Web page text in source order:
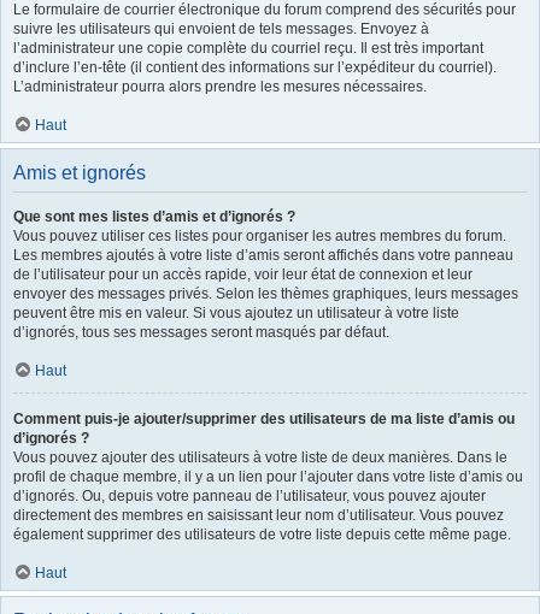
Le formulaire de courrier électronique du forum comprend des sécurités pour
suivre les utilisateurs qui envoient de tels messages. Envoyez à
l’administrateur une copie complète du courriel reçu. Il est très important
d’inclure l’en-tête (il contient des informations sur l’expéditeur du courriel).
L’administrateur pourra alors prendre les mesures nécessaires.
Haut
Amis et ignorés
Que sont mes listes d’amis et d’ignorés ?
Vous pouvez utiliser ces listes pour organiser les autres membres du forum.
Les membres ajoutés à votre liste d’amis seront affichés dans votre panneau
de l’utilisateur pour un accès rapide, voir leur état de connexion et leur
envoyer des messages privés. Selon les thèmes graphiques, leurs messages
peuvent être mis en valeur. Si vous ajoutez un utilisateur à votre liste
d’ignorés, tous ses messages seront masqués par défaut.
Haut
Comment puis-je ajouter/supprimer des utilisateurs de ma liste d’amis ou
d’ignorés ?
Vous pouvez ajouter des utilisateurs à votre liste de deux manières. Dans le
profil de chaque membre, il y a un lien pour l’ajouter dans votre liste d’amis ou
d’ignorés. Ou, depuis votre panneau de l’utilisateur, vous pouvez ajouter
directement des membres en saisissant leur nom d’utilisateur. Vous pouvez
également supprimer des utilisateurs de votre liste depuis cette même page.
Haut